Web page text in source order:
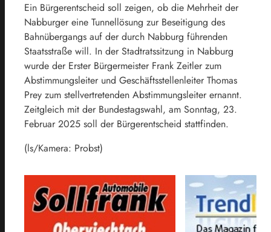
Ein Bürgerentscheid soll zeigen, ob die Mehrheit der
Nabburger eine Tunnellösung zur Beseitigung des
Bahnübergangs auf der durch Nabburg führenden
Staatsstraße will. In der Stadtratssitzung in Nabburg
wurde der Erster Bürgermeister Frank Zeitler zum
Abstimmungsleiter und Geschäftsstellenleiter Thomas
Prey zum stellvertretenden Abstimmungsleiter ernannt.
Zeitgleich mit der Bundestagswahl, am Sonntag, 23.
Februar 2025 soll der Bürgerentscheid stattfinden.
(ls/Kamera: Probst)